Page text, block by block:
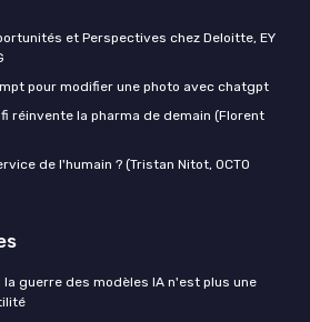
et Perspectives chez Deloitte, EY
pour modifier une photo avec chatgpt
réinvente la pharma de demain (Florent
de l'humain ? (Tristan Nitot, OCTO
la guerre des modèles IA n'est plus une